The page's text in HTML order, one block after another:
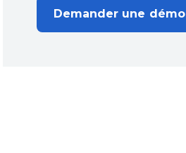
Demander une démo